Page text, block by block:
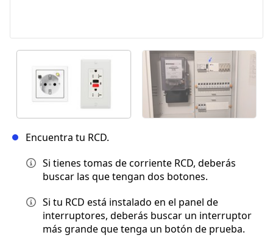
Encuentra tu RCD.
Si tienes tomas de corriente RCD, deberás
buscar las que tengan dos botones.
Si tu RCD está instalado en el panel de
interruptores, deberás buscar un interruptor
más grande que tenga un botón de prueba.